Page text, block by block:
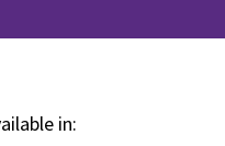
in: